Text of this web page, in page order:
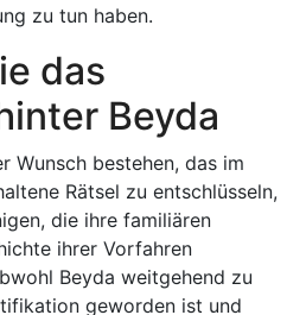
zu tun haben.
das
Beyda
Wunsch bestehen, das im
Rätsel zu entschlüsseln,
die ihre familiären
ihrer Vorfahren
Beyda weitgehend zu
geworden ist und